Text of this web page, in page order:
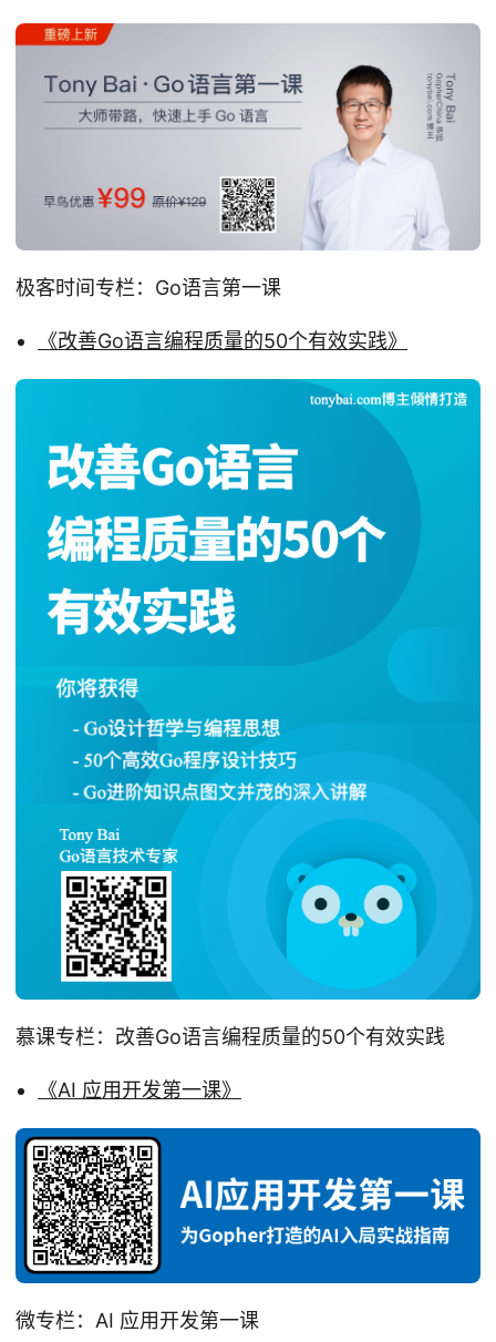
极客时间专栏：Go语言第一课
《改善Go语言编程质量的50个有效实践》
慕课专栏：改善Go语言编程质量的50个有效实践
《AI 应用开发第一课》
微专栏：AI 应用开发第一课